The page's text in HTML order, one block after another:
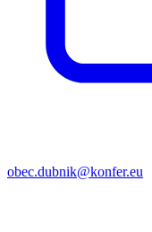
obec.dubnik@konfer.eu